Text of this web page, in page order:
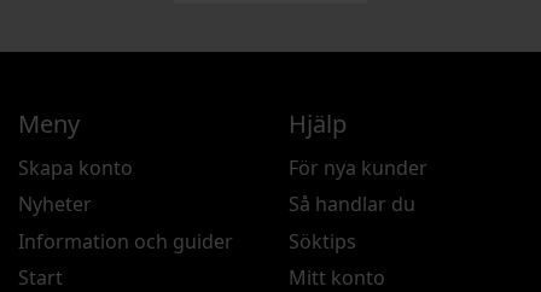
Meny
Skapa konto
Nyheter
Information och guider
Start
Hjälp
För nya kunder
Så handlar du
Söktips
Mitt konto